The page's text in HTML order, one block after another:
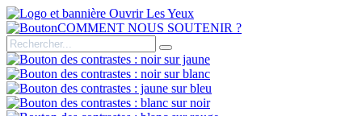
COMMENT NOUS SOUTENIR ?